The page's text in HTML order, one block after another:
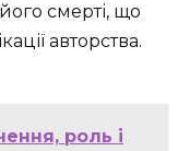
смерті, що
авторства.
роль і